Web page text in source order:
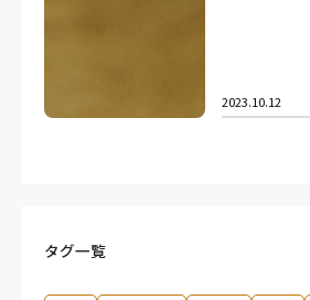
2023.10.12
タグ一覧